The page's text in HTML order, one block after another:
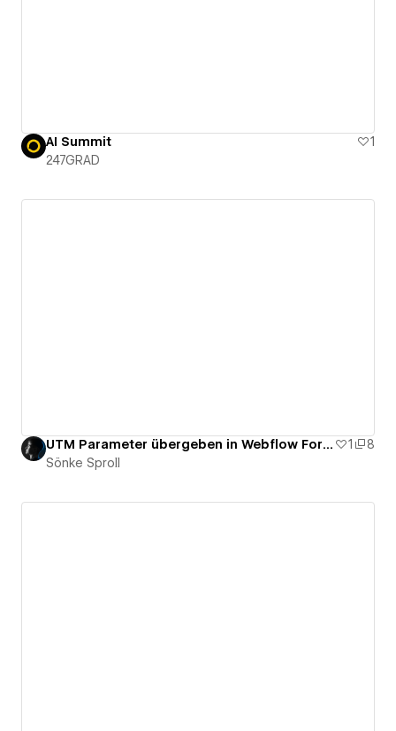
AI Summit
1
247GRAD
UTM Parameter übergeben in Webflow Formulare 1
8
Sönke Sproll